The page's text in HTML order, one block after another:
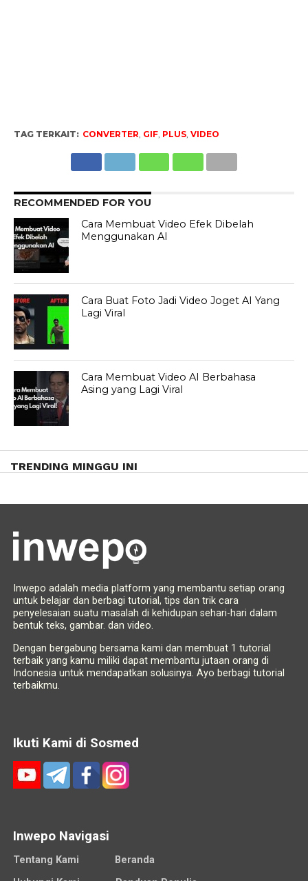
TAG TERKAIT: CONVERTER, GIF, PLUS, VIDEO
RECOMMENDED FOR YOU
Cara Membuat Video Efek Dibelah
Menggunakan AI
Cara Buat Foto Jadi Video Joget AI Yang
Lagi Viral
Cara Membuat Video AI Berbahasa
Asing yang Lagi Viral
TRENDING MINGGU INI
Inwepo adalah media platform yang membantu setiap orang
untuk belajar dan berbagi tutorial, tips dan trik cara
penyelesaian suatu masalah di kehidupan sehari-hari dalam
bentuk teks, gambar. dan video.
Dengan bergabung bersama kami dan membuat 1 tutorial
terbaik yang kamu miliki dapat membantu jutaan orang di
Indonesia untuk mendapatkan solusinya. Ayo berbagi tutorial
terbaikmu.
Ikuti Kami di Sosmed
Inwepo Navigasi
Tentang Kami
Beranda